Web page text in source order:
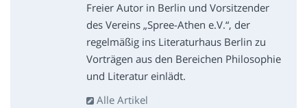
Freier Autor in Berlin und Vorsitzender
des Vereins „Spree-Athen e.V.“, der
regelmäßig ins Literaturhaus Berlin zu
Vorträgen aus den Bereichen Philosophie
und Literatur einlädt.
Alle Artikel